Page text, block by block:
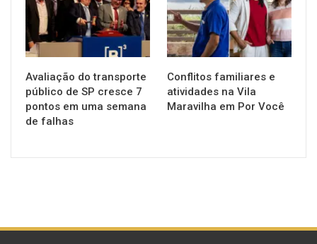
Avaliação do transporte
público de SP cresce 7
pontos em uma semana
de falhas
Conflitos familiares e
atividades na Vila
Maravilha em Por Você